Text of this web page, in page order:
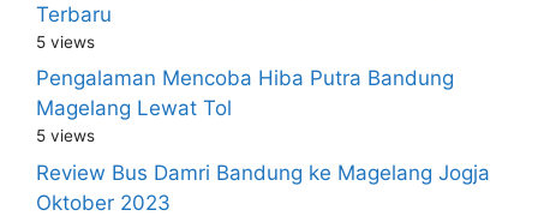
Terbaru
5 views
Pengalaman Mencoba Hiba Putra Bandung
Magelang Lewat Tol
5 views
Review Bus Damri Bandung ke Magelang Jogja
Oktober 2023